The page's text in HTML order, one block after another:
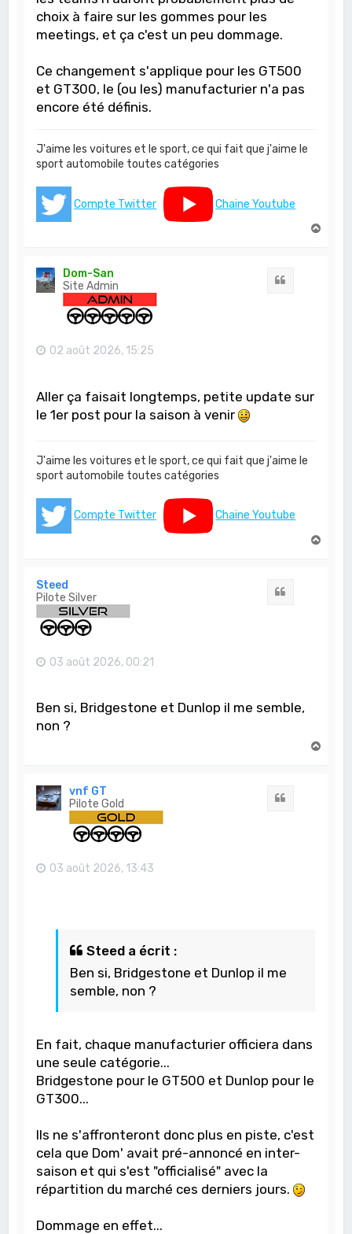
choix à faire sur les gommes pour les
meetings, et ça c'est un peu dommage.
Ce changement s'applique pour les GT500
et GT300, le (ou les) manufacturier n'a pas
encore été définis.
J'aime les voitures et le sport, ce qui fait que j'aime le
sport automobile toutes catégories
Compte Twitter
Chaine Youtube
Dom-San
Site Admin
02 août 2026, 15:25
Aller ça faisait longtemps, petite update sur
le 1er post pour la saison à venir
J'aime les voitures et le sport, ce qui fait que j'aime le
sport automobile toutes catégories
Compte Twitter
Chaine Youtube
Steed
Pilote Silver
03 août 2026, 00:21
Ben si, Bridgestone et Dunlop il me semble,
non ?
vnf GT
Pilote Gold
03 août 2026, 13:43
Steed a écrit :
Ben si, Bridgestone et Dunlop il me
semble, non ?
En fait, chaque manufacturier officiera dans
une seule catégorie...
Bridgestone pour le GT500 et Dunlop pour le
GT300...
Ils ne s'affronteront donc plus en piste, c'est
cela que Dom' avait pré-annoncé en inter-
saison et qui s'est "officialisé" avec la
répartition du marché ces derniers jours.
Dommage en effet...